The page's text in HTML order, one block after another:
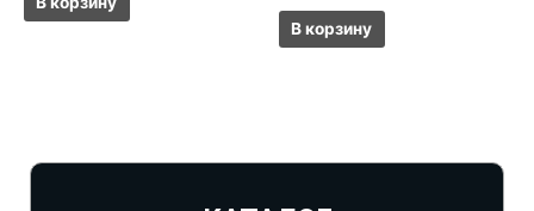
В корзину